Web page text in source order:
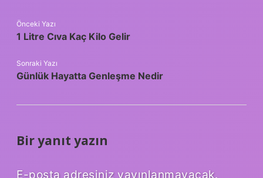
Önceki Yazı
1 Litre Cıva Kaç Kilo Gelir
Sonraki Yazı
Günlük Hayatta Genleşme Nedir
Bir yanıt yazın
E-posta adresiniz yayınlanmayacak.